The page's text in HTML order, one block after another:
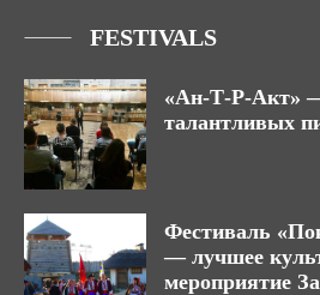
FESTIVALS
«Ан-Т-Р-Акт»
талантливых
Фестиваль
— лучшее
мероприятие